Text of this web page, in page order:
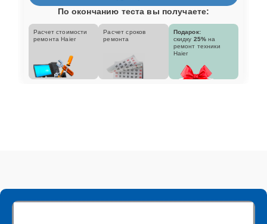
По окончанию теста вы получаете:
Расчет стоимости
ремонта Haier
Расчет сроков
ремонта
Подарок:
скидку 25% на
ремонт техники
Haier